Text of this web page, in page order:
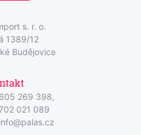
s. r. o.
1389/12
Budějovice
605 269 398,
021 089
info@palas.cz